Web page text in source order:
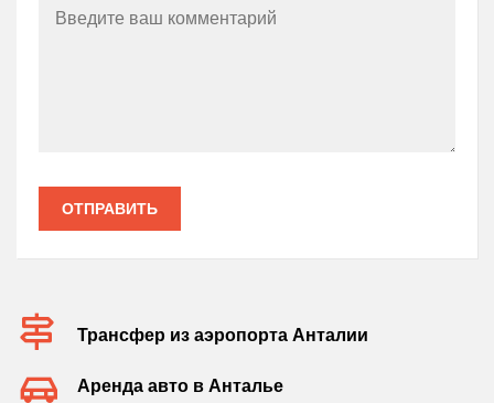
ОТПРАВИТЬ
Трансфер из аэропорта Анталии
Аренда авто в Анталье